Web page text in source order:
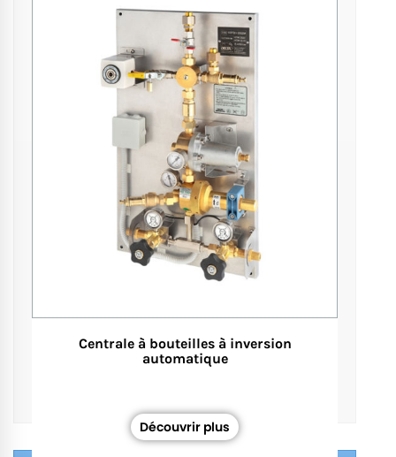
Centrale à bouteilles à inversion
automatique
Découvrir plus